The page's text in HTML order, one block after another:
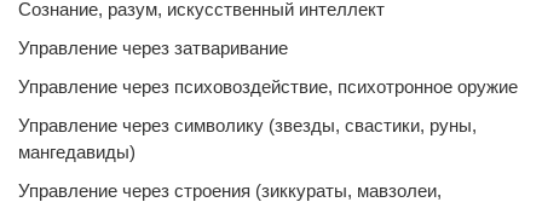
Сознание, разум, искусственный интеллект
Управление через затваривание
Управление через психовоздействие, психотронное оружие
Управление через символику (звезды, свастики, руны,
мангедавиды)
Управление через строения (зиккураты, мавзолеи,